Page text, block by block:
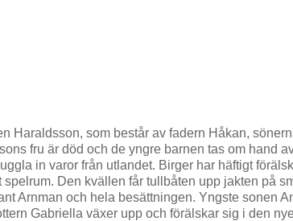
Haraldsson, som består av fadern Håkan,
fru är död och de yngre barnen tas om hand
in varor från utlandet. Birger har häftigt
spelrum. Den kvällen får tullbåten upp jakten på
Arnman och hela besättningen. Yngste sonen
Gabriella växer upp och förälskar sig i den